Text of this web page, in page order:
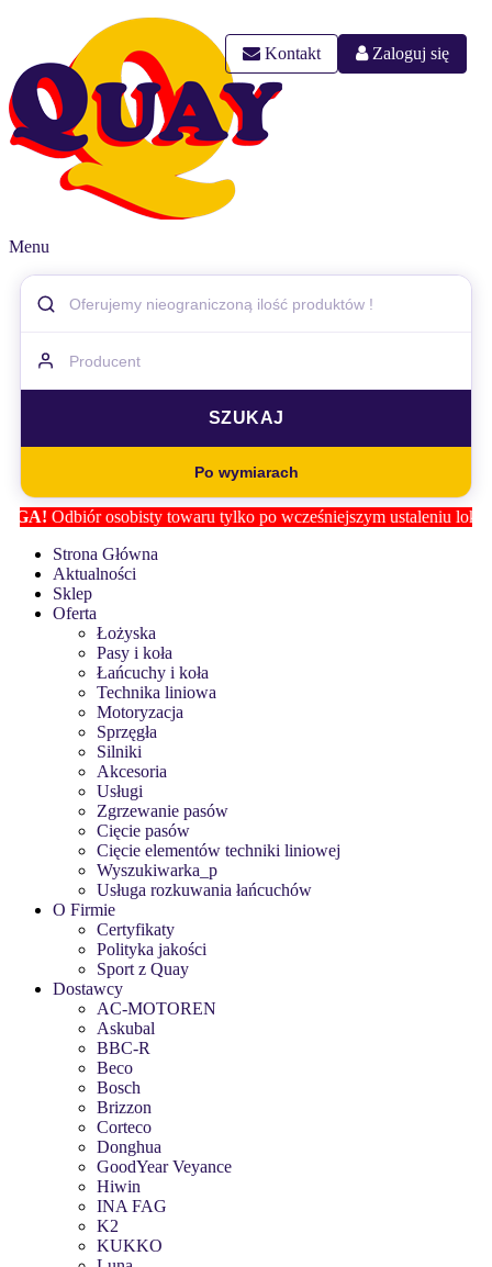
Kontakt Zaloguj się
Menu
Po wymiarach
towaru tylko po wcześniejszym ustaleniu lokalizacji z Biurem
Strona Główna
Aktualności
Sklep
Oferta
Łożyska
Pasy i koła
Łańcuchy i koła
Technika liniowa
Motoryzacja
Sprzęgła
Silniki
Akcesoria
Usługi
Zgrzewanie pasów
Cięcie pasów
Cięcie elementów techniki liniowej
Wyszukiwarka_p
Usługa rozkuwania łańcuchów
O Firmie
Certyfikaty
Polityka jakości
Sport z Quay
Dostawcy
AC-MOTOREN
Askubal
BBC-R
Beco
Bosch
Brizzon
Corteco
Donghua
GoodYear Veyance
Hiwin
INA FAG
K2
KUKKO